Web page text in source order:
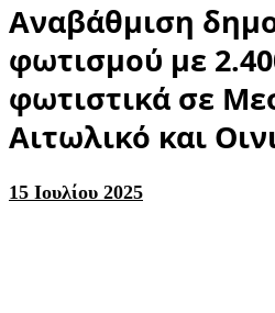
Αναβάθμιση
φωτισμού με
φωτιστικά σε
Αιτωλικό και
15 Ιουλίου 2025